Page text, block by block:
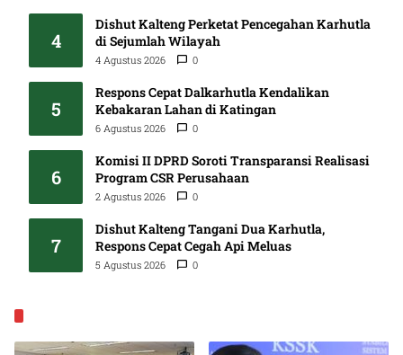
4
Dishut Kalteng Perketat Pencegahan Karhutla
di Sejumlah Wilayah
4 Agustus 2026 0
5
Respons Cepat Dalkarhutla Kendalikan
Kebakaran Lahan di Katingan
6 Agustus 2026 0
6
Komisi II DPRD Soroti Transparansi Realisasi
Program CSR Perusahaan
2 Agustus 2026 0
7
Dishut Kalteng Tangani Dua Karhutla,
Respons Cepat Cegah Api Meluas
5 Agustus 2026 0